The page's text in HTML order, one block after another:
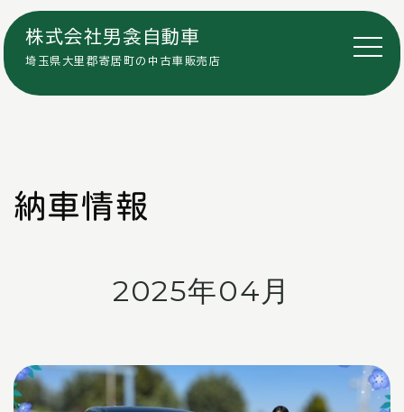
株式会社男衾自動車
埼玉県大里郡寄居町の中古車販売店
納車情報
2025年04月